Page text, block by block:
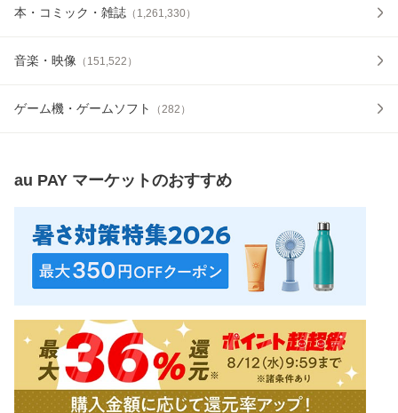
本・コミック・雑誌 （ 1,261,330）
音楽・映像 （ 151,522 ）
ゲーム機・ゲームソフト （282 ）
au PAY マーケットのおすすめ